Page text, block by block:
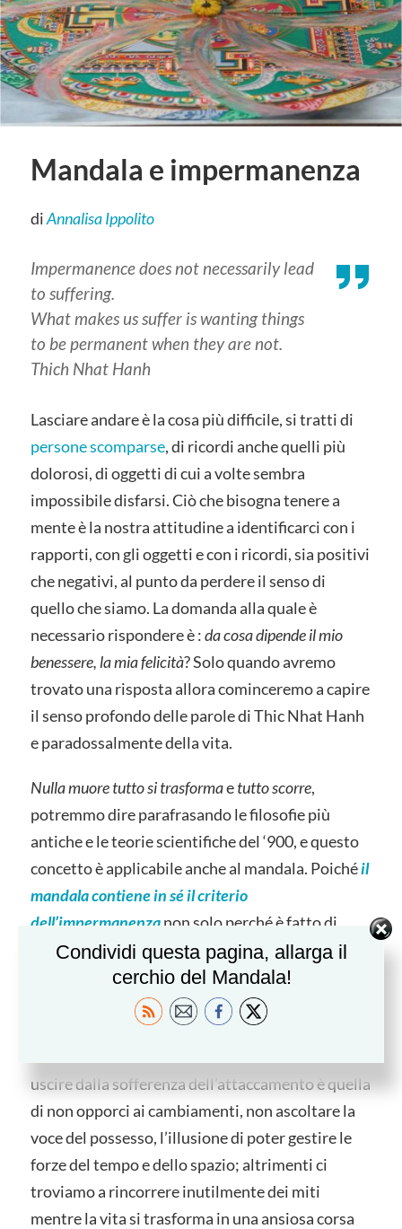
Mandala e impermanenza
diAnnalisa Ippolito
Impermanence does not necessarily lead
to suffering.
What makes us suffer is wanting things
to be permanent when they are not.
Thich Nhat Hanh
Lasciare andare è la cosa più difficile, si tratti di
persone scomparse, di ricordi anche quelli più
dolorosi, di oggetti di cui a volte sembra
impossibile disfarsi. Ciò che bisogna tenere a
mente è la nostra attitudine a identificarci con i
rapporti, con gli oggetti e con i ricordi, sia positivi
che negativi, al punto da perdere il senso di
quello che siamo. La domanda alla quale è
necessario rispondere è :da cosa dipende il mio
benessere, la mia felicità? Solo quando avremo
trovato una risposta allora cominceremo a capire
il senso profondo delle parole di Thic Nhat Hanh
e paradossalmente della vita.
Nulla muore tutto si trasformaetutto scorre,
potremmo dire parafrasando le filosofie più
antiche e le teorie scientifiche del ‘900, e questo
concetto è applicabile anche al mandala. Poichéil
mandala contiene in sé il criterio
dell’impermanenzanon solo perché è fatto di
sabbia, ma anche perché neimandala individuali
racconta di noi, in un dato momento della nostra
vita. Se è vero che l’essenza delle cose e delle
persone non cambia, le emozioni sì e
uscire dalla sofferenza dell’attaccamento è quella
di non opporci ai cambiamenti, non ascoltare la
voce del possesso, l’illusione di poter gestire le
forze del tempo e dello spazio; altrimenti ci
troviamo a rincorrere inutilmente dei miti
mentre la vita si trasforma in una ansiosa corsa
Condividi questa pagina, allarga il
cerchio del Mandala!